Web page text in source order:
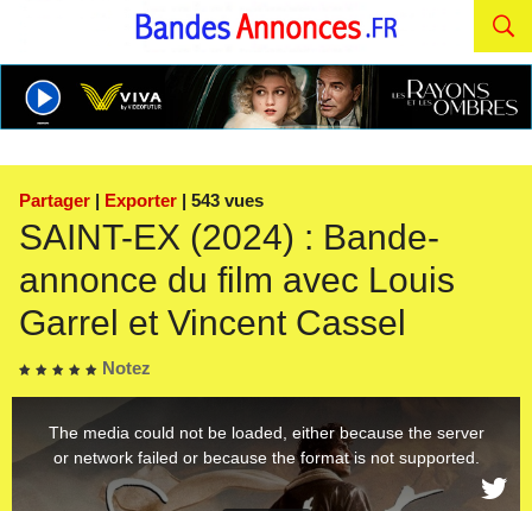
Partager | Exporter | 543 vues
SAINT-EX (2024) : Bande-
annonce du film avec Louis
Garrel et Vincent Cassel
Notez